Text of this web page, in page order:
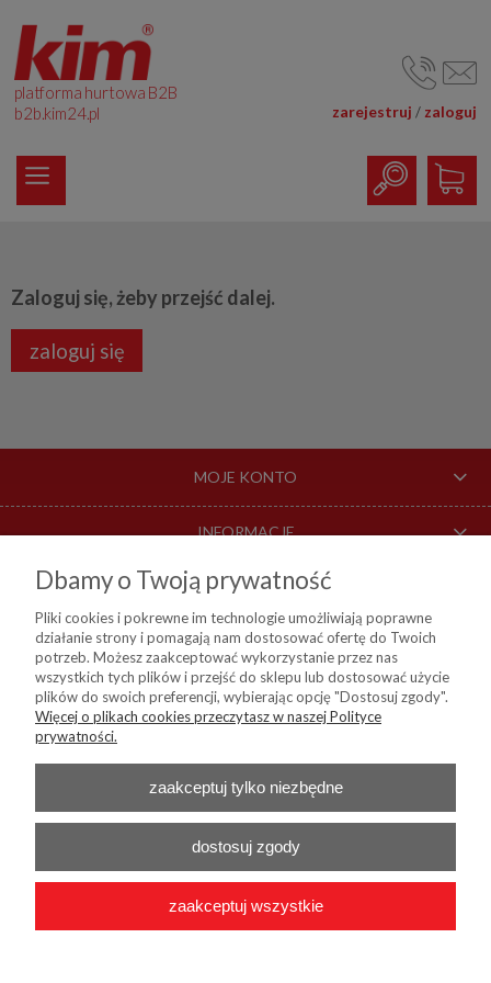
platforma hurtowa B2B
b2b.kim24.pl
zarejestruj / zaloguj
Zaloguj się, żeby przejść dalej.
zaloguj się
MOJE KONTO
INFORMACJE
O NAS
DOSTAWA I PŁATNOŚCI
KIM Sp. z o. o.
NIP:8441809717, REGON: 790315559, BDO: 000024178
Nr konta do przelewów:Bank Millenium 45 1160 2202 0000 0004 9138
0460
Telefon :+48 22 55 96 556
E-mail :b2b@kim24.pl
Dbamy o Twoją prywatność
Pliki cookies i pokrewne im technologie umożliwiają poprawne
działanie strony i pomagają nam dostosować ofertę do Twoich
potrzeb. Możesz zaakceptować wykorzystanie przez nas
wszystkich tych plików i przejść do sklepu lub dostosować użycie
plików do swoich preferencji, wybierając opcję "Dostosuj zgody".
Więcej o plikach cookies przeczytasz w naszej Polityce
prywatności.
zaakceptuj tylko niezbędne
dostosuj zgody
zaakceptuj wszystkie